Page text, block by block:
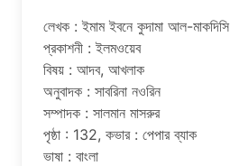
লেখক : ইমাম ইবনে কুদামা আল-মাকদিসি
প্রকাশনী : ইলমওয়েব
বিষয় : আদব, আখলাক
অনুবাদক : সাবরিনা নওরিন
সম্পাদক : সালমান মাসরুর
পৃষ্ঠা : 132, কভার : পেপার ব্যাক
ভাষা : বাংলা